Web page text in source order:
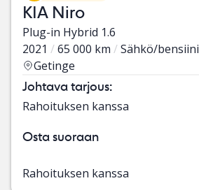
KIA Niro
Plug-in Hybrid 1.6
2021
65 000 km
Sähkö/bensiini
Getinge
Johtava tarjous:
Rahoituksen kanssa
Osta suoraan
Rahoituksen kanssa